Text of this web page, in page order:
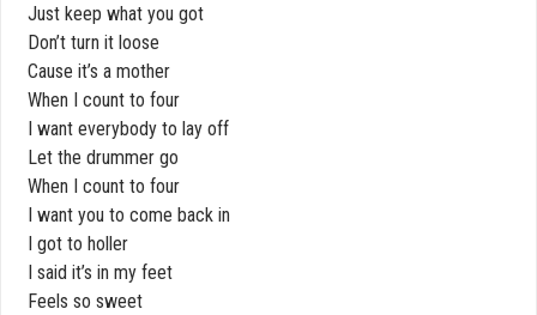
Just keep what you got
Don’t turn it loose
Cause it’s a mother
When I count to four
I want everybody to lay off
Let the drummer go
When I count to four
I want you to come back in
I got to holler
I said it’s in my feet
Feels so sweet